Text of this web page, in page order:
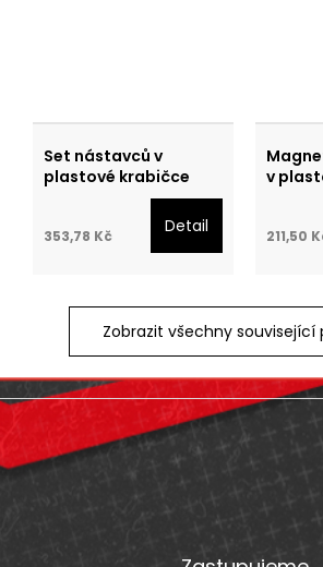
Set nástavců v
plastové krabičce
353,78 Kč Detail
v
211,50
Zobrazit všechny související
Z
á
p